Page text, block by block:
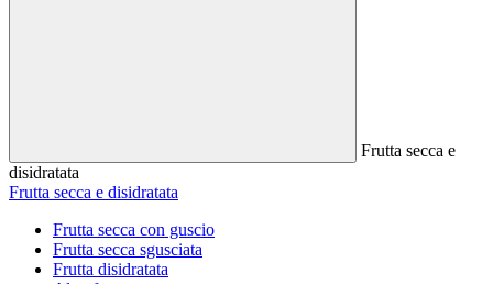
Frutta secca e
disidratata
Frutta secca e disidratata
Frutta secca con guscio
Frutta secca sgusciata
Frutta disidratata